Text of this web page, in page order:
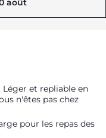
août
et repliable en
n'êtes pas chez
pour les repas des